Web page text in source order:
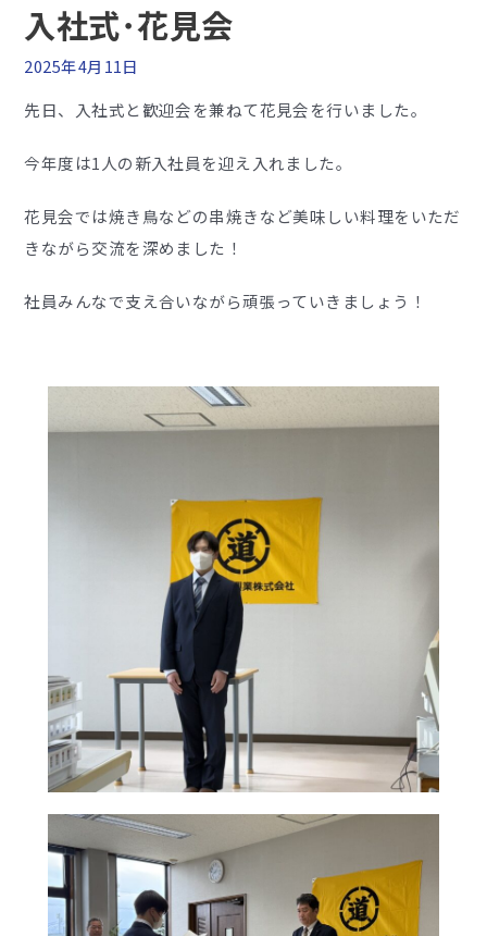
入社式･花見会
2025年4月11日
先日、入社式と歓迎会を兼ねて花見会を行いました。
今年度は1人の新入社員を迎え入れました。
花見会では焼き鳥などの串焼きなど美味しい料理をいただ
きながら交流を深めました！
社員みんなで支え合いながら頑張っていきましょう！